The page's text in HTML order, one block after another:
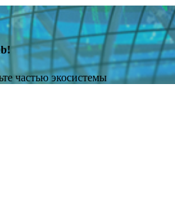
частью экосистемы